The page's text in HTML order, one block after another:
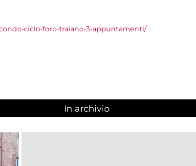
ciclo-foro-traiano-3-appuntamenti/
In archivio